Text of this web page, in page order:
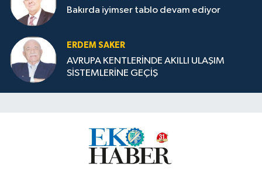
Bakırda iyimser tablo devam ediyor
ERDEM SAKER
AVRUPA KENTLERİNDE AKILLI ULAŞIM
SİSTEMLERİNE GEÇİŞ